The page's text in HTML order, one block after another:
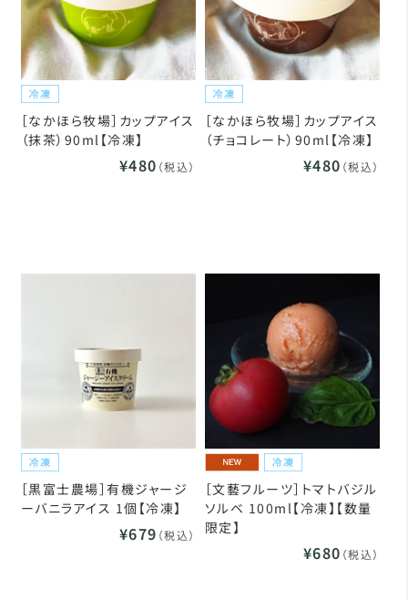
［なかほら牧場］カップアイス
（抹茶）90ml【冷凍】
¥480 （税込）
［なかほら牧場］カップアイス
（チョコレート）90ml【冷凍】
¥480 （税込）
［黒富士農場］有機ジャージ
ーバニラアイス 1個【冷凍】
¥679 （税込）
［文藝フルーツ］トマトバジル
ソルベ 100ml【冷凍】【数量
限定】
¥680 （税込）